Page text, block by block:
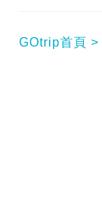
GOtrip首頁